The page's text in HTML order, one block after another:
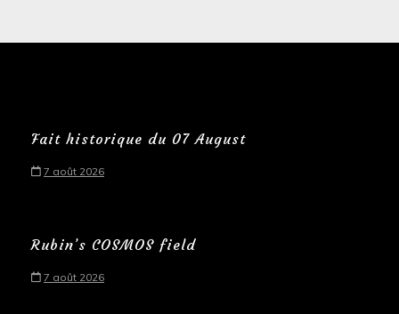
Fait historique du 07 August
7 août 2026
Rubin’s COSMOS field
7 août 2026